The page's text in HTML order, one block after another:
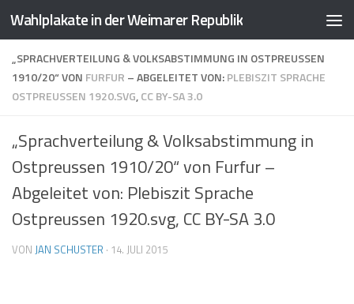
Zum Inhalt springen
Wahlplakate in der Weimarer Republik
„SPRACHVERTEILUNG & VOLKSABSTIMMUNG IN OSTPREUSSEN
1910/20“ VON FURFUR – ABGELEITET VON:PLEBISZIT SPRACHE
OSTPREUSSEN 1920.SVG,CC BY-SA 3.0
„Sprachverteilung & Volksabstimmung in
Ostpreussen 1910/20“ von Furfur–
Abgeleitet von: Plebiszit Sprache
Ostpreussen 1920.svg, CC BY-SA 3.0
VON JAN SCHUSTER · 14. JULI 2015